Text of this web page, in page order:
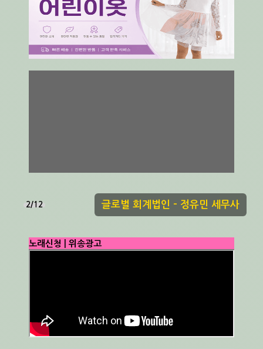
3/12 글로벌 회계법인 - 정유민 세무사
노래신청 | 위송광고